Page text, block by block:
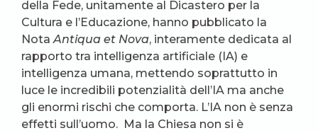
della Fede, unitamente al Dicastero per la
Cultura e l’Educazione, hanno pubblicato la
Nota Antiqua et Nova, interamente dedicata al
rapporto tra intelligenza artificiale (IA) e
intelligenza umana, mettendo soprattutto in
luce le incredibili potenzialità dell’IA ma anche
gli enormi rischi che comporta. L’IA non è senza
effetti sull’uomo. Ma la Chiesa non si è